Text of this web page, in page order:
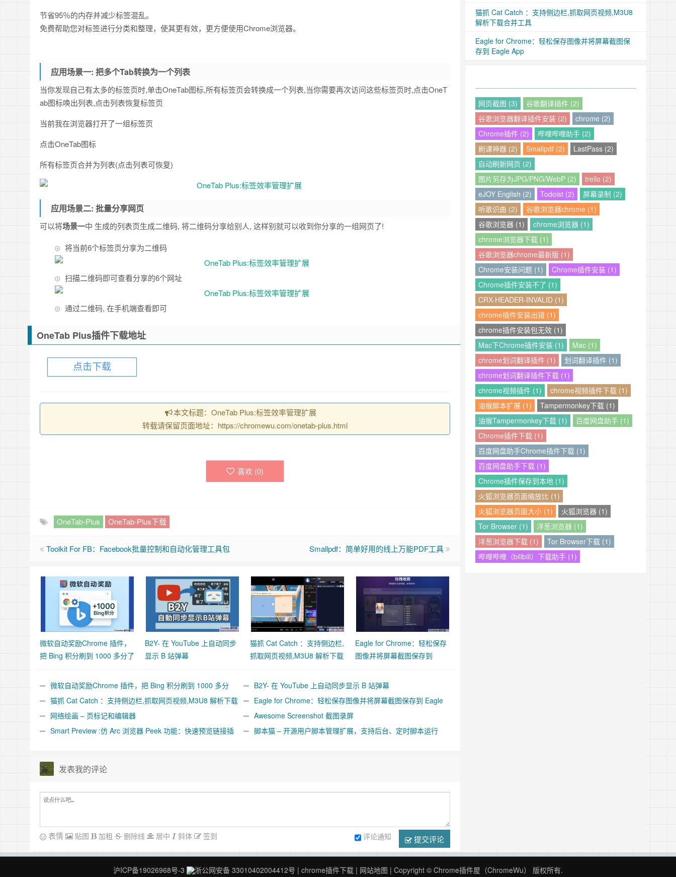
节省95％的内存并减少标签混乱。
免费帮助您对标签进行分类和整理，使其更有效，更方便使用Chrome浏览器。
应用场景一: 把多个Tab转换为一个列表
当你发现自己有太多的标签页时,单击OneTab图标,所有标签页会转换成一个列表,当你需要再次访问这些标签页时,点击OneT
ab图标唤出列表,点击列表恢复标签页
当前我在浏览器打开了一组标签页
点击OneTab图标
所有标签页合并为列表(点击列表可恢复)
应用场景二: 批量分享网页
可以将场景一中 生成的列表页生成二维码, 将二维码分享给别人, 这样别就可以收到你分享的一组网页了!
将当前6个标签页分享为二维码
扫描二维码即可查看分享的6个网址
通过二维码, 在手机端查看即可
OneTab Plus插件下载地址
点击下载
本文标题：OneTab Plus:标签效率管理扩展
转载请保留页面地址：https://chromewu.com/onetab-plus.html
喜欢 (0)
OneTab-Plus OneTab-Plus下载
Toolkit For FB：Facebook批量控制和自动化管理工具包 Smallpdf：简单好用的线上万能PDF工具
微软自动奖励Chrome 插件，
把 Bing 积分刷到 1000 多分了
B2Y- 在 YouTube 上自动同步
显示 B 站弹幕
猫抓 Cat Catch ：支持侧边栏,
抓取网页视频,M3U8 解析下载
Eagle for Chrome：轻松保存
图像并将屏幕截图保存到
微软自动奖励Chrome 插件，把 Bing 积分刷到 1000 多分
了
B2Y- 在 YouTube 上自动同步显示 B 站弹幕
猫抓 Cat Catch ：支持侧边栏,抓取网页视频,M3U8 解析下载
合并工具
Eagle for Chrome：轻松保存图像并将屏幕截图保存到 Eagle
App
网络绘画 – 页标记和编辑器
Awesome Screenshot 截图录屏
Smart Preview :仿 Arc 浏览器 Peek 功能：快速预览链接插
脚本猫 – 开源用户脚本管理扩展，支持后台、定时脚本运行
发表我的评论
提交评论
评论通知
表情 贴图 加粗 删除线 居中 斜体 签到
猫抓 Cat Catch ：支持侧边栏,抓取网页视频,M3U8
解析下载合并工具
Eagle for Chrome：轻松保存图像并将屏幕截图保
存到 Eagle App
网页截图 (3)
谷歌翻译插件 (2)
谷歌浏览器翻译插件安装 (2)
chrome (2)
Chrome插件 (2)
哔哩哔哩助手 (2)
刷课神器 (2)
Smallpdf (2)
LastPass (2)
自动刷新网页 (2)
图片另存为JPG/PNG/WebP (2)
trello (2)
eJOY English (2)
Todoist (2)
屏幕录制 (2)
听歌识曲 (2)
谷歌浏览器chrome (1)
谷歌浏览器 (1)
chrome浏览器 (1)
chrome浏览器下载 (1)
谷歌浏览器chrome最新版 (1)
Chrome安装问题 (1)
Chrome插件安装 (1)
Chrome插件安装不了 (1)
CRX-HEADER-INVALID (1)
chrome插件安装出错 (1)
chrome插件安装包无效 (1)
Mac下Chrome插件安装 (1)
Mac (1)
chrome划词翻译插件 (1)
划词翻译插件 (1)
chrome划词翻译插件下载 (1)
chrome视频插件 (1)
chrome视频插件下载 (1)
油猴脚本扩展 (1)
Tampermonkey下载 (1)
油猴Tampermonkey下载 (1)
百度网盘助手 (1)
Chrome插件下载 (1)
百度网盘助手Chrome插件下载 (1)
百度网盘助手下载 (1)
Chrome插件保存到本地 (1)
火狐浏览器页面缩放比 (1)
火狐浏览器页面大小 (1)
火狐浏览器 (1)
Tor Browser (1)
洋葱浏览器 (1)
洋葱浏览器下载 (1)
Tor Browser下载 (1)
哔哩哔哩（bilibili）下载助手 (1)
沪ICP备19026968号-3 浙公网安备 33010402004412号 | chrome插件下载 | 网站地图 | Copyright © Chrome插件屋（ChromeWu） 版权所有.